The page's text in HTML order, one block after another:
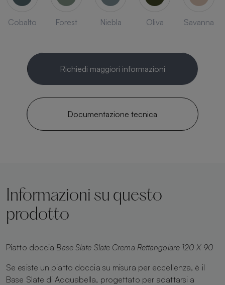
Cobalto Forest Niebla Oliva Savanna
Richiedi maggiori informazioni
Documentazione tecnica
Informazioni su questo
prodotto
Piatto doccia Base Slate Slate Crema Rettangolare 120 X 90
Se esiste un piatto doccia su misura per eccellenza, è il
Base Slate di Acquabella, progettato per adattarsi a